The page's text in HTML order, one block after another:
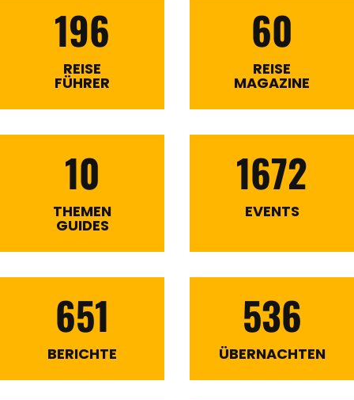
196
REISE
FÜHRER
60
REISE
MAGAZINE
10
THEMEN
GUIDES
1672
EVENTS
651
BERICHTE
536
ÜBERNACHTEN